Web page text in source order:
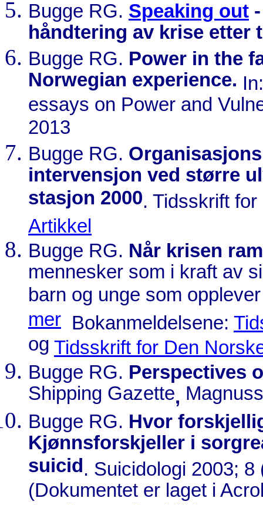
Bugge RG. Speaking out
håndtering av krise etter
Bugge RG. Power in the
Norwegian experience.
essays on Power and
2013
Bugge RG.
intervensjon ved større
stasjon 2000. Tidsskrift
Artikkel
Bugge RG. Når krisen
mennesker som i kraft av
barn og unge som
mer Bokanmeldelsene:
og Tidsskrift for Den
Bugge RG. Perspectives
Shipping Gazette,
Bugge RG. Hvor
Kjønnsforskjeller i
suicid. Suicidologi 2003;
(Dokumentet er laget i